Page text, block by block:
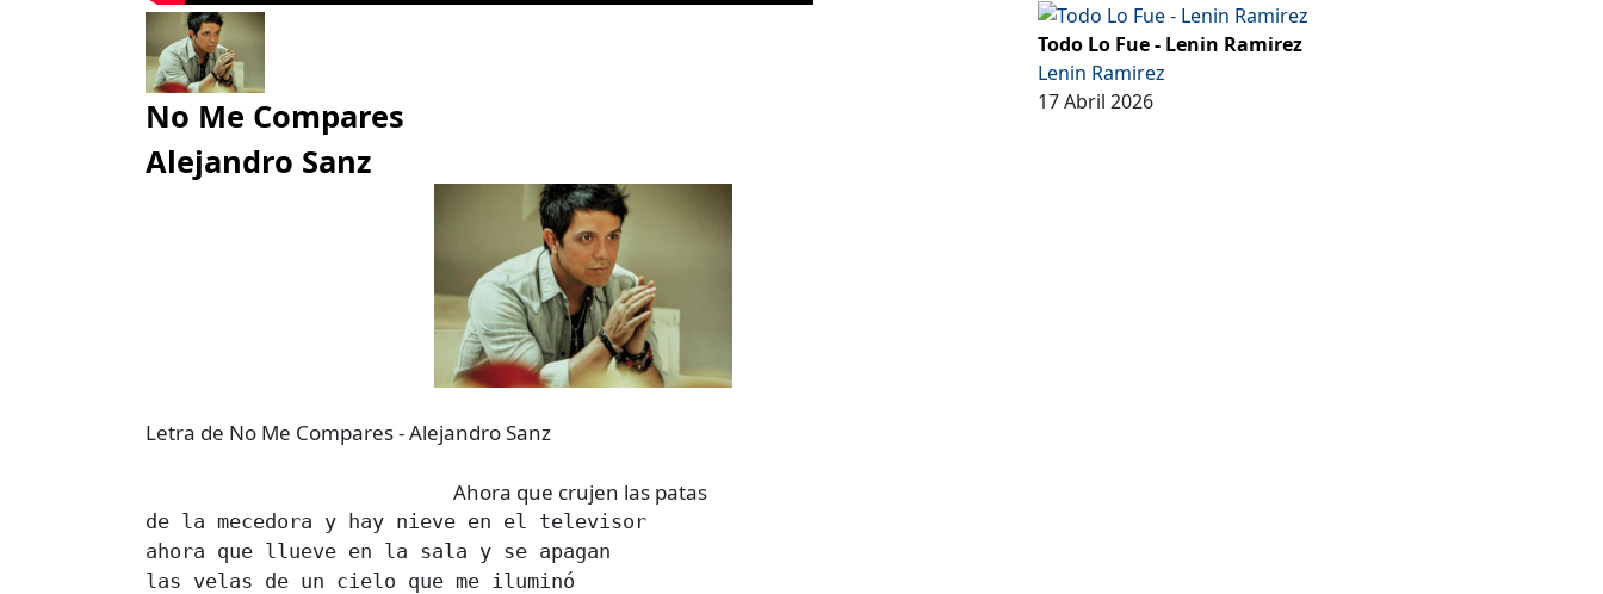
No Me Compares
Alejandro Sanz
Letra de No Me Compares - Alejandro Sanz
Ahora que crujen las patas
de la mecedora y hay nieve en el televisor
ahora que llueve en la sala y se apagan
las velas de un cielo que me iluminó
Todo Lo Fue - Lenin Ramirez
Lenin Ramirez
17 Abril 2026